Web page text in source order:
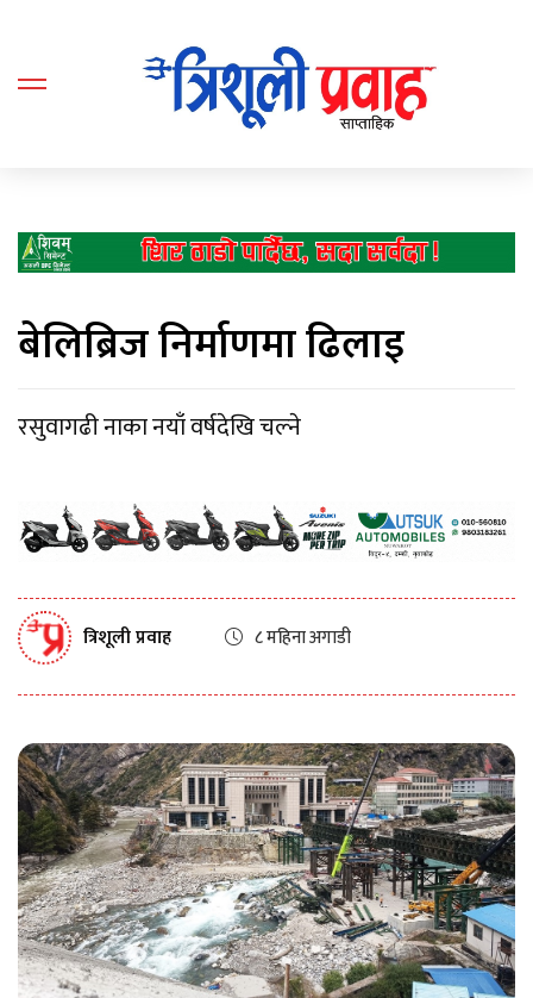
बेलिब्रिज निर्माणमा ढिलाइ
रसुवागढी नाका नयाँ वर्षदेखि चल्ने
त्रिशूली प्रवाह ८ महिना अगाडी